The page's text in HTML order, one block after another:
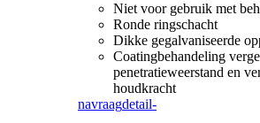
Niet voor gebruik met
Ronde ringschacht
Dikke gegalvaniseerde
Coatingbehandeling
penetratieweerstand en
houdkracht
navraagdetail-